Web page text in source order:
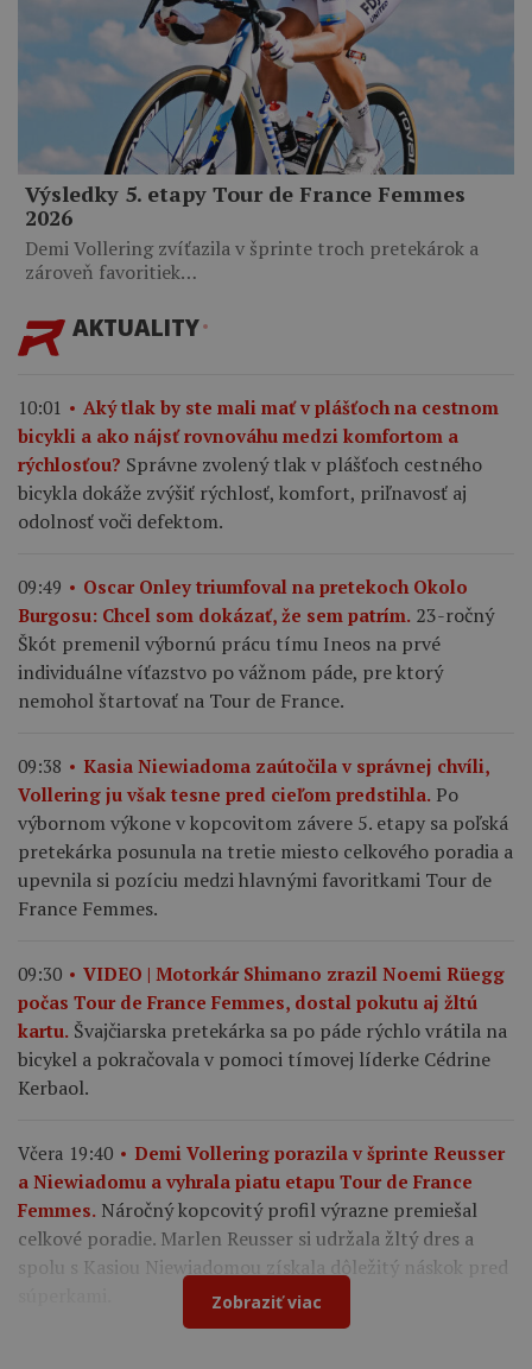
Výsledky 5. etapy Tour de France Femmes
2026
Demi Vollering zvíťazila v šprinte troch pretekárok a
zároveň favoritiek…
AKTUALITY
10:01
Aký tlak by ste mali mať v plášťoch na cestnom
bicykli a ako nájsť rovnováhu medzi komfortom a
rýchlosťou? Správne zvolený tlak v plášťoch cestného
bicykla dokáže zvýšiť rýchlosť, komfort, priľnavosť aj
odolnosť voči defektom.
09:49
Oscar Onley triumfoval na pretekoch Okolo
Burgosu: Chcel som dokázať, že sem patrím. 23-ročný
Škót premenil výbornú prácu tímu Ineos na prvé
individuálne víťazstvo po vážnom páde, pre ktorý
nemohol štartovať na Tour de France.
09:38
Kasia Niewiadoma zaútočila v správnej chvíli,
Vollering ju však tesne pred cieľom predstihla. Po
výbornom výkone v kopcovitom závere 5. etapy sa poľská
pretekárka posunula na tretie miesto celkového poradia a
upevnila si pozíciu medzi hlavnými favoritkami Tour de
France Femmes.
09:30
VIDEO | Motorkár Shimano zrazil Noemi Rüegg
počas Tour de France Femmes, dostal pokutu aj žltú
kartu. Švajčiarska pretekárka sa po páde rýchlo vrátila na
bicykel a pokračovala v pomoci tímovej líderke Cédrine
Kerbaol.
Včera 19:40
Demi Vollering porazila v šprinte Reusser
a Niewiadomu a vyhrala piatu etapu Tour de France
Femmes. Náročný kopcovitý profil výrazne premiešal
celkové poradie. Marlen Reusser si udržala žltý dres a
spolu s Kasiou Niewiadomou získala dôležitý náskok pred
Zobraziť viac